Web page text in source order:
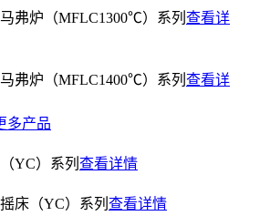
弗炉（MFLC1300℃）系列 查看详
弗炉（MFLC1400℃）系列 查看详
多产品
YC）系列 查看详情
床（YC）系列 查看详情